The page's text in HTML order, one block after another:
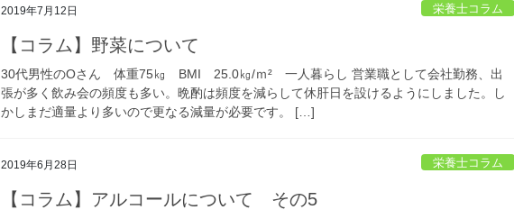
2019年7月12日 栄養士コラム
【コラム】野菜について
30代男性のOさん 体重75㎏ BMI 25.0㎏/ｍ² 一人暮らし 営業職として会社勤務、出
張が多く飲み会の頻度も多い。晩酌は頻度を減らして休肝日を設けるようにしました。し
かしまだ適量より多いので更なる減量が必要です。 […]
2019年6月28日 栄養士コラム
【コラム】アルコールについて その5